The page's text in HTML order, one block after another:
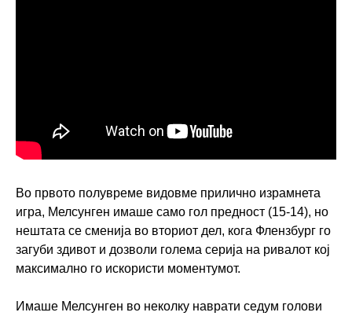
Во првото полувреме видовме прилично израмнета
игра, Мелсунген имаше само гол предност (15-14), но
нештата се сменија во вториот дел, кога Флензбург го
загуби здивот и дозволи голема серија на ривалот кој
максимално го искористи моментумот.
Имаше Мелсунген во неколку наврати седум голови